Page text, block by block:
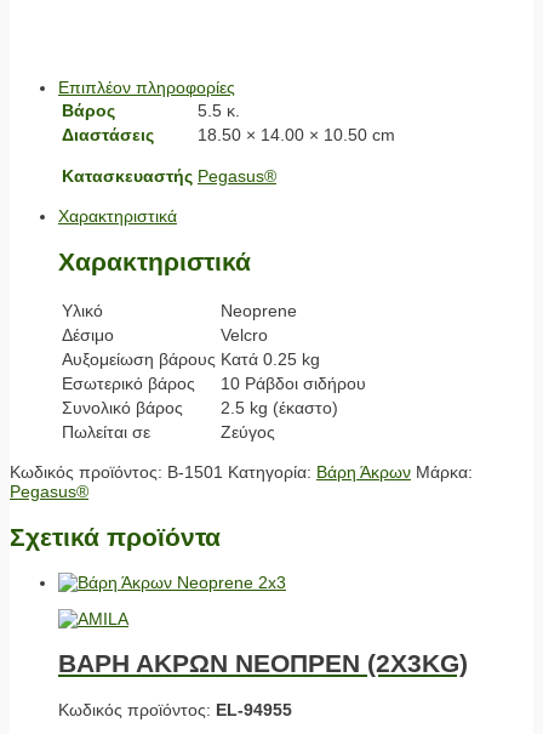
Επιπλέον πληροφορίες
Βάρος
5.5 κ.
Διαστάσεις
18.50 × 14.00 × 10.50 cm
Κατασκευαστής Pegasus®
Χαρακτηριστικά
Χαρακτηριστικά
Υλικό
Neoprene
Δέσιμο
Velcro
Αυξομείωση βάρους Κατά 0.25 kg
Εσωτερικό βάρος
10 Ράβδοι σιδήρου
Συνολικό βάρος
2.5 kg (έκαστο)
Πωλείται σε
Ζεύγος
Κωδικός προϊόντος: Β-1501 Κατηγορία: Βάρη Άκρων Μάρκα:
Pegasus®
Σχετικά προϊόντα
ΒΑΡΗ ΑΚΡΩΝ ΝΕΟΠΡΕΝ (2X3KG)
Κωδικός προϊόντος: EL-94955